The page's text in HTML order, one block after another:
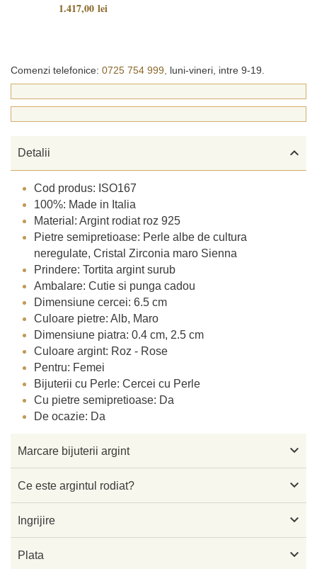
1.417,00 lei
Comenzi telefonice: 0725 754 999, luni-vineri, intre 9-19.
Detalii 
Cod produs: ISO167
100%: Made in Italia
Material: Argint rodiat roz 925
Pietre semipretioase: Perle albe de cultura
neregulate, Cristal Zirconia maro Sienna
Prindere: Tortita argint surub
Ambalare: Cutie si punga cadou
Dimensiune cercei: 6.5 cm
Culoare pietre: Alb, Maro
Dimensiune piatra: 0.4 cm, 2.5 cm
Culoare argint: Roz - Rose
Pentru: Femei
Bijuterii cu Perle: Cercei cu Perle
Cu pietre semipretioase: Da
De ocazie: Da
Marcare bijuterii argint 
Ce este argintul rodiat? 
Ingrijire 
Plata 